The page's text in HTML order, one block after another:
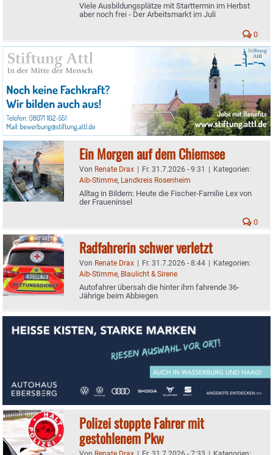
Viele Ausbildungsplätze mit Starttermin im Herbst
aber noch frei - Der Arbeitsmarkt im Juli
0
Ein Morgen auf dem Chiemsee
Von Renate Drax | Fr. 31.7.2026 - 9:31 | Kategorien:
Aib-Stimme, Landkreis Rosenheim
Alltag in Bildern: Heute die Fischer-Familie Lex von
der Fraueninsel
0
Radfahrerin schwer verletzt
Von Renate Drax | Fr. 31.7.2026 - 8:44 | Kategorien:
Aib-Stimme, Blaulicht & Sirene
Autofahrer übersah die hinter ihm fahrende 36-
Jährige beim Abbiegen
Polizei stoppte Fahrer mit
gestohlenem Pkw